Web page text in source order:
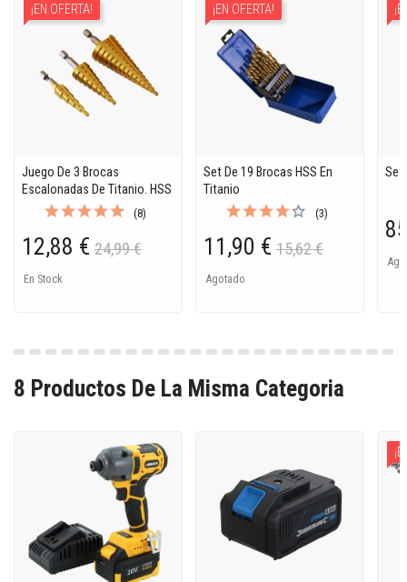
Juego De 3 Brocas
Escalonadas De Titanio. HSS
(8)
12,88 € 24,99 €
En Stock
¡EN OFERTA!
Set De 19 Brocas HSS En
Titanio
(3)
11,90 € 15,62 €
Agotado
¡EN OFERTA!
Set
8 Productos De La Misma Categoria